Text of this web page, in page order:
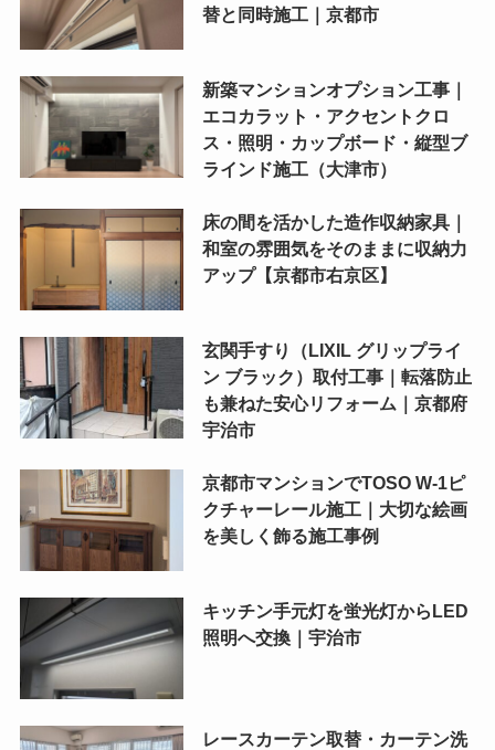
替と同時施工｜京都市
新築マンションオプション工事｜
エコカラット・アクセントクロ
ス・照明・カップボード・縦型ブ
ラインド施工（大津市）
床の間を活かした造作収納家具｜
和室の雰囲気をそのままに収納力
アップ【京都市右京区】
玄関手すり（LIXIL グリップライ
ン ブラック）取付工事｜転落防止
も兼ねた安心リフォーム｜京都府
宇治市
京都市マンションでTOSO W-1ピ
クチャーレール施工｜大切な絵画
を美しく飾る施工事例
キッチン手元灯を蛍光灯からLED
照明へ交換｜宇治市
レースカーテン取替・カーテン洗